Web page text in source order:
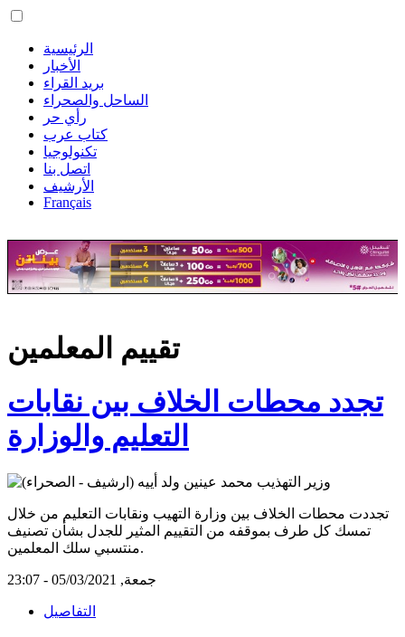
الرئيسية
الأخبار
بريد القراء
الساحل والصحراء
رأي حر
كتاب عرب
تكنولوجيا
اتصل بنا
الأرشيف
Français
تقييم المعلمين
تجدد محطات الخلاف بين نقابات
التعليم والوزارة
تجددت محطات الخلاف بين وزارة التهيب ونقابات التعليم من خلال
تمسك كل طرف بموقفه من التقييم المثير للجدل بشأن تصنيف
منتسبي سلك المعلمين.
جمعة, 05/03/2021 - 23:07
التفاصيل